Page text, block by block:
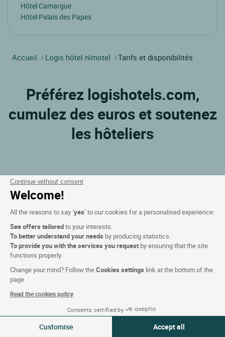
Continue without consent
Welcome!
All the reasons to say ‘yes’ to our cookies for a personalised experience:
See offers tailoredto your interests.
To better understand your needs by producing statistics.
To provide you with the services you request by ensuring that the site
functions properly.
Change your mind? Follow theCookies settings link at the bottom of the
page.
Read the cookies policy
Consents certified by
Customise Accept all
09-10 Aoû 2026
2 voyageurs | 1 chambre
Hôtel Camargue
Hôtel Palais des Papes
Accueil Logis hôtel nîmotel Tarifs et disponibilités
Préférez logishotels.com,
cumulez des euros et soutenez
les hôteliers
Meilleur tarif garanti !!
Nous vous remboursons la différence si vous trouvez